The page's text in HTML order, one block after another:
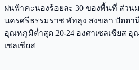
ฝนฟ้าคะนองร้อยละ 30 ของพื้นที่ ส่วน
นครศรีธรรมราช พัทลุง สงขลา ปัตตา
อุณหภูมิต่ำสุด 20-24 องศาเซลเซียส อุ
เซลเซียส